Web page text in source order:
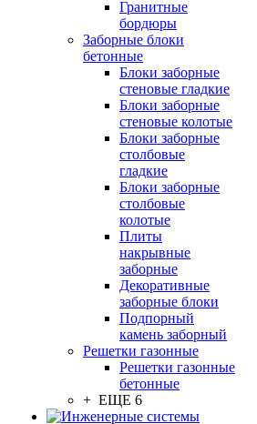
Гранитные
бордюры
Заборные блоки
бетонные
Блоки заборные
стеновые гладкие
Блоки заборные
стеновые колотые
Блоки заборные
столбовые
гладкие
Блоки заборные
столбовые
колотые
Плиты
накрывные
заборные
Декоративные
заборные блоки
Подпорный
камень заборный
Решетки газонные
Решетки газонные
бетонные
+ ЕЩЕ 6